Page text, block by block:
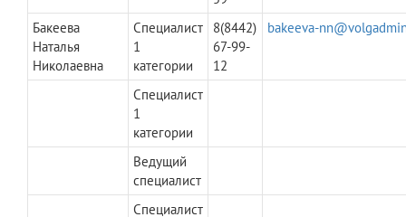
Бакеева
Наталья
Николаевна
Специалист
1
категории
8(8442)
67-99-
12
bakeeva-
Специалист
1
категории
Ведущий
специалист
Специалист